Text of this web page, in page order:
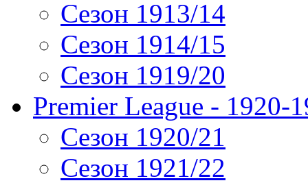
Сезон 1913/14
Сезон 1914/15
Сезон 1919/20
Premier League - 1920-
Сезон 1920/21
Сезон 1921/22